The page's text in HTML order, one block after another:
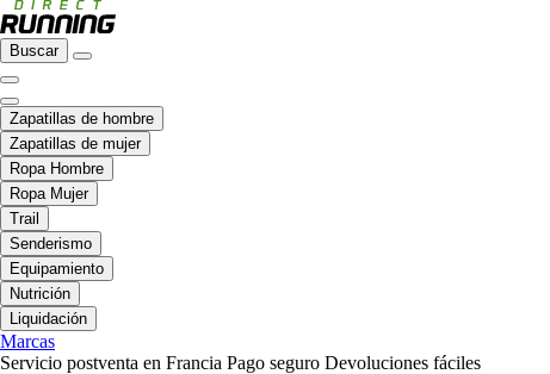
Buscar
Zapatillas de hombre
Zapatillas de mujer
Ropa Hombre
Ropa Mujer
Trail
Senderismo
Equipamiento
Nutrición
Liquidación
Marcas
Servicio postventa en Francia Pago seguro Devoluciones fáciles